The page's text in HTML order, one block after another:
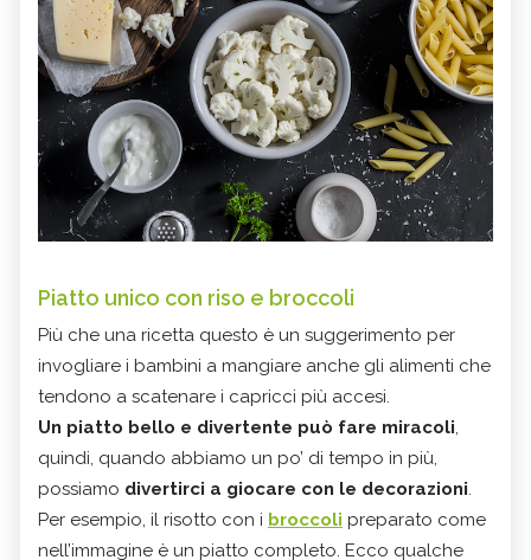
Piatto unico con riso e broccoli
Più che una ricetta questo è un suggerimento per
invogliare i bambini a mangiare anche gli alimenti che
tendono a scatenare i capricci più accesi.
Un piatto bello e divertente può fare miracoli,
quindi, quando abbiamo un po’ di tempo in più,
possiamo divertirci a giocare con le decorazioni.
Per esempio, il risotto con i broccoli preparato come
nell’immagine è un piatto completo. Ecco qualche